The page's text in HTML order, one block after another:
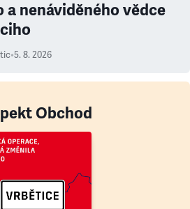
a nenáviděného vědce
•5. 8. 2026
Obchod